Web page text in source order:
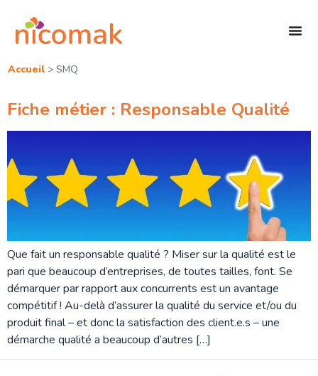
Accueil> SMQ
Fiche métier : Responsable Qualité
Que fait un responsable qualité ? Miser sur la qualité est le
pari que beaucoup d’entreprises, de toutes tailles, font. Se
démarquer par rapport aux concurrents est un avantage
compétitif ! Au-delà d’assurer la qualité du service et/ou du
produit final – et donc la satisfaction des client.e.s – une
démarche qualité a beaucoup d’autres […]